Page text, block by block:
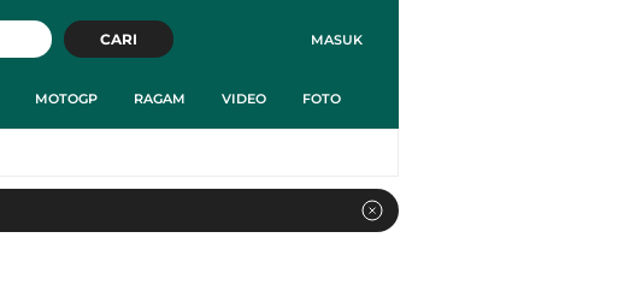
MASUK
CARI
MOTOGP RAGAM VIDEO FOTO